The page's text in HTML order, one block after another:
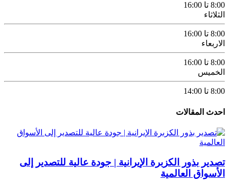
8:00 تا 16:00
الثلاثاء
8:00 تا 16:00
الاربعاء
8:00 تا 16:00
الخميس
8:00 تا 14:00
احدث المقالات
تصدير بذور الكزبرة الإيرانية | جودة عالية للتصدير إلى
الأسواق العالمية